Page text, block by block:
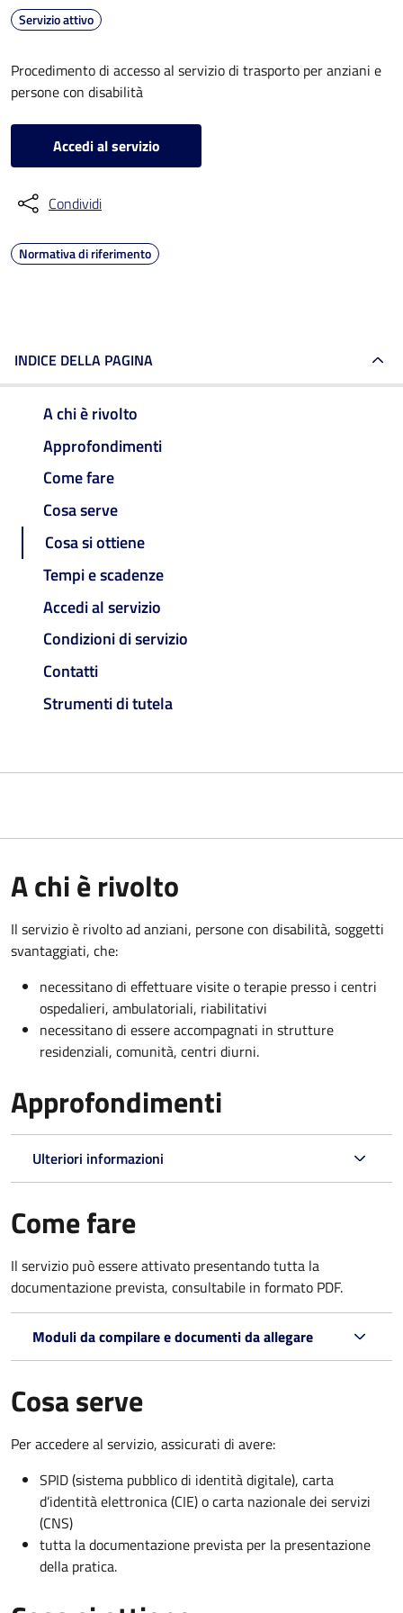
Servizio attivo
Procedimento di accesso al servizio di trasporto per anziani e
persone con disabilità
Accedi al servizio
Condividi
Normativa di riferimento
INDICE DELLA PAGINA
A chi è rivolto
Approfondimenti
Come fare
Cosa serve
Cosa si ottiene
Tempi e scadenze
Accedi al servizio
Condizioni di servizio
Contatti
Strumenti di tutela
A chi è rivolto
Il servizio è rivolto ad anziani, persone con disabilità, soggetti
svantaggiati, che:
necessitano di effettuare visite o terapie presso i centri
ospedalieri, ambulatoriali, riabilitativi
necessitano di essere accompagnati in strutture
residenziali, comunità, centri diurni.
Approfondimenti
Ulteriori informazioni
Come fare
Il servizio può essere attivato presentando tutta la
documentazione prevista, consultabile in formato PDF.
Moduli da compilare e documenti da allegare
Cosa serve
Per accedere al servizio, assicurati di avere:
SPID (sistema pubblico di identità digitale), carta
d’identità elettronica (CIE) o carta nazionale dei servizi
(CNS)
tutta la documentazione prevista per la presentazione
della pratica.